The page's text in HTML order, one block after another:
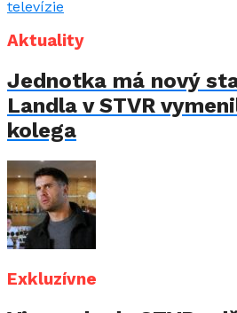
Aktuality
Jednotka má nový
Landla v STVR
kolega
Exkluzívne